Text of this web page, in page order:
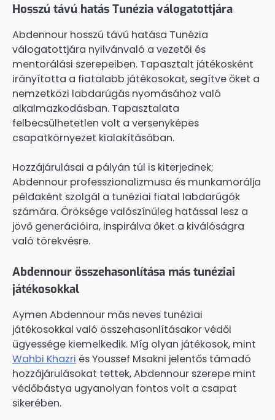
Hosszú távú hatás Tunézia válogatottjára
Abdennour hosszú távú hatása Tunézia
válogatottjára nyilvánvaló a vezetői és
mentorálási szerepeiben. Tapasztalt játékosként
irányította a fiatalabb játékosokat, segítve őket a
nemzetközi labdarúgás nyomásához való
alkalmazkodásban. Tapasztalata
felbecsülhetetlen volt a versenyképes
csapatkörnyezet kialakításában.
Hozzájárulásai a pályán túl is kiterjednek;
Abdennour professzionalizmusa és munkamorálja
példaként szolgál a tunéziai fiatal labdarúgók
számára. Öröksége valószínűleg hatással lesz a
jövő generációira, inspirálva őket a kiválóságra
való törekvésre.
Abdennour összehasonlítása más tunéziai
játékosokkal
Aymen Abdennour más neves tunéziai
játékosokkal való összehasonlításakor védői
ügyessége kiemelkedik. Míg olyan játékosok, mint
Wahbi Khazri és Youssef Msakni jelentős támadó
hozzájárulásokat tettek, Abdennour szerepe mint
védőbástya ugyanolyan fontos volt a csapat
sikerében.